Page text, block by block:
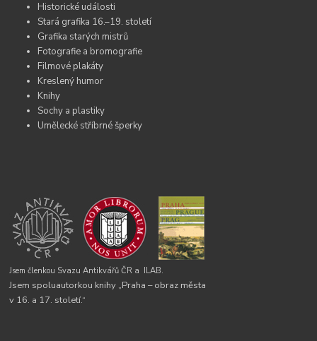
Historické události
Stará grafika 16.–19. století
Grafika starých mistrů
Fotografie a bromografie
Filmové plakáty
Kreslený humor
Knihy
Sochy a plastiky
Umělecké stříbrné šperky
Jsem členkou Svazu Antikvářů ČR a ILAB.
Jsem spoluautorkou knihy „Praha – obraz města
v 16. a 17. století.“